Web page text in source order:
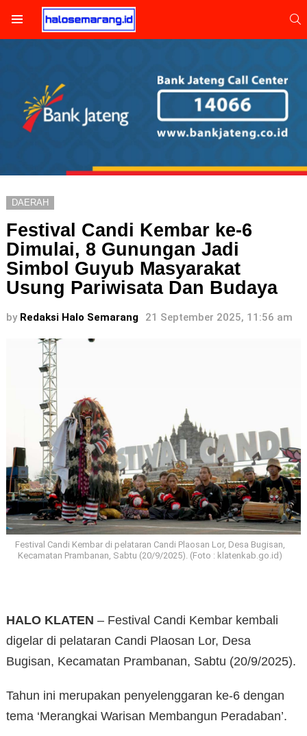
DAERAH
Festival Candi Kembar ke-6
Dimulai, 8 Gunungan Jadi
Simbol Guyub Masyarakat
Usung Pariwisata Dan Budaya
by Redaksi Halo Semarang 21 September 2025, 11:56 am
Festival Candi Kembar di pelataran Candi Plaosan Lor, Desa Bugisan,
Kecamatan Prambanan, Sabtu (20/9/2025). (Foto : klatenkab.go.id)
HALO KLATEN – Festival Candi Kembar kembali
digelar di pelataran Candi Plaosan Lor, Desa
Bugisan, Kecamatan Prambanan, Sabtu (20/9/2025).
Tahun ini merupakan penyelenggaran ke-6 dengan
tema ‘Merangkai Warisan Membangun Peradaban’.